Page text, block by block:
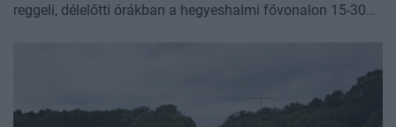
reggeli, délelőtti órákban a hegyeshalmi fővonalon 15-30